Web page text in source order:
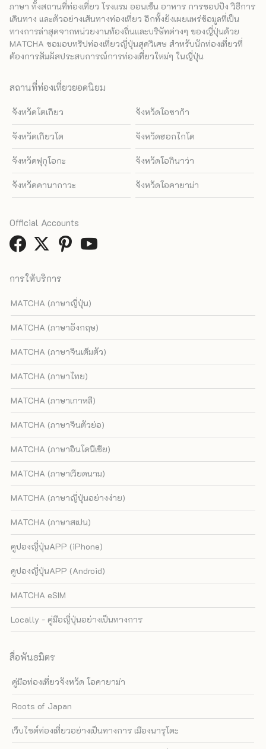
ภาษา ทั้งสถานที่ท่องเที่ยว โรงแรม ออนเซ็น อาหาร การชอปปิง วิธีการ
เดินทาง และตัวอย่างเส้นทางท่องเที่ยว อีกทั้งยังเผยแพร่ข้อมูลที่เป็น
ทางการล่าสุดจากหน่วยงานท้องถิ่นและบริษัทต่างๆ ของญี่ปุ่นด้วย
MATCHA ขอมอบทริปท่องเที่ยวญี่ปุ่นสุดวิเศษ สำหรับนักท่องเที่ยวที่
ต้องการสัมผัสประสบการณ์การท่องเที่ยวใหม่ๆ ในญี่ปุ่น
สถานที่ท่องเที่ยวยอดนิยม
จังหวัดโตเกียว จังหวัดโอซาก้า
จังหวัดเกียวโต จังหวัดฮอกไกโด
จังหวัดฟุกุโอกะ จังหวัดโอกินาว่า
จังหวัดคานากาวะ จังหวัดโอคายาม่า
การให้บริการ
MATCHA (ภาษาญี่ปุ่น)
MATCHA (ภาษาอังกฤษ)
MATCHA (ภาษาจีนเต็มตัว)
MATCHA (ภาษาไทย)
MATCHA (ภาษาเกาหลี)
MATCHA (ภาษาจีนตัวย่อ)
MATCHA (ภาษาอินโดนีเซีย)
MATCHA (ภาษาเวียดนาม)
MATCHA (ภาษาญี่ปุ่นอย่างง่าย)
MATCHA (ภาษาสเปน)
คูปองญี่ปุ่นAPP (iPhone)
คูปองญี่ปุ่นAPP (Android)
MATCHA eSIM
Locally - คู่มือญี่ปุ่นอย่างเป็นทางการ
สื่อพันธมิตร
คู่มือท่องเที่ยวจังหวัด โอคายาม่า
Roots of Japan
เว็บไซต์ท่องเที่ยวอย่างเป็นทางการ เมืองนารุโตะ
Official Accounts